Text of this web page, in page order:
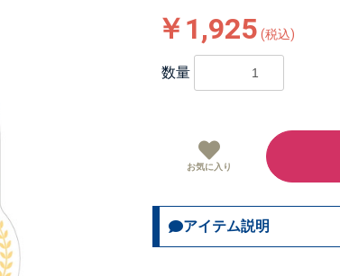
￥1,925 (税込)
お気に入り
数量
アイテム説明